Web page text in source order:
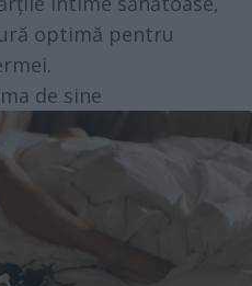
optimă pentru
de sine